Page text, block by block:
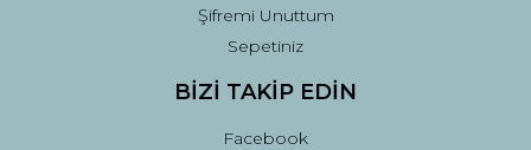
Şifremi Unuttum
Sepetiniz
BİZİ TAKİP EDİN
Facebook